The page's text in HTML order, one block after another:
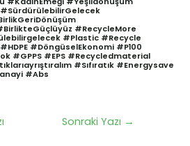
#RecycleMore
#plastic #recycle
#DöngüselEkonomi #P100
#GPPS #EPS #recycledmaterial
#sıfıratık #energysave
#abs
Sonraki Yazı →